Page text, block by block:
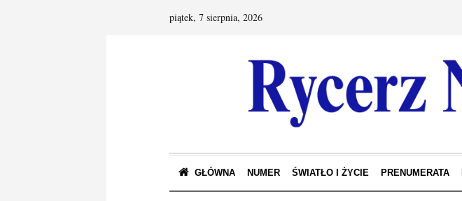
piątek, 7 sierpnia, 2026
GŁÓWNA NUMER ŚWIATŁO I ŻYCIE PRENUMERATA